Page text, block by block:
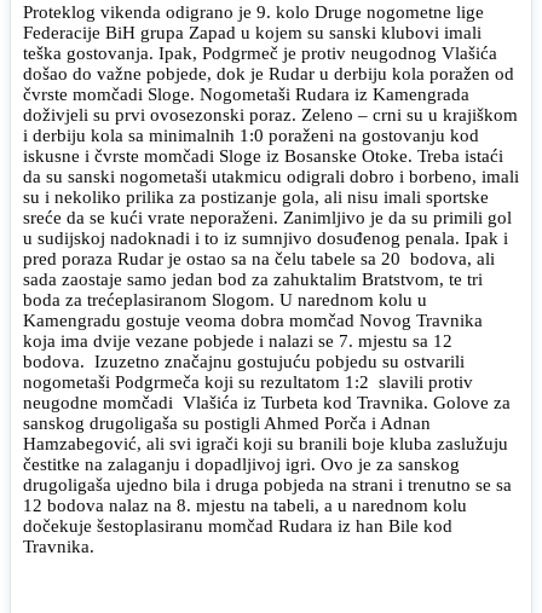
Proteklog vikenda odigrano je 9. kolo Druge nogometne lige
Federacije BiH grupa Zapad u kojem su sanski klubovi imali
teška gostovanja. Ipak, Podgrmeč je protiv neugodnog Vlašića
došao do važne pobjede, dok je Rudar u derbiju kola poražen od
čvrste momčadi Sloge. Nogometaši Rudara iz Kamengrada
doživjeli su prvi ovosezonski poraz. Zeleno – crni su u krajiškom
i derbiju kola sa minimalnih 1:0 poraženi na gostovanju kod
iskusne i čvrste momčadi Sloge iz Bosanske Otoke. Treba istaći
da su sanski nogometaši utakmicu odigrali dobro i borbeno, imali
su i nekoliko prilika za postizanje gola, ali nisu imali sportske
sreće da se kući vrate neporaženi. Zanimljivo je da su primili gol
u sudijskoj nadoknadi i to iz sumnjivo dosuđenog penala. Ipak i
pred poraza Rudar je ostao sa na čelu tabele sa 20 bodova, ali
sada zaostaje samo jedan bod za zahuktalim Bratstvom, te tri
boda za trećeplasiranom Slogom. U narednom kolu u
Kamengradu gostuje veoma dobra momčad Novog Travnika
koja ima dvije vezane pobjede i nalazi se 7. mjestu sa 12
bodova. Izuzetno značajnu gostujuću pobjedu su ostvarili
nogometaši Podgrmeča koji su rezultatom 1:2 slavili protiv
neugodne momčadi Vlašića iz Turbeta kod Travnika. Golove za
sanskog drugoligaša su postigli Ahmed Porča i Adnan
Hamzabegović, ali svi igrači koji su branili boje kluba zaslužuju
čestitke na zalaganju i dopadljivoj igri. Ovo je za sanskog
drugoligaša ujedno bila i druga pobjeda na strani i trenutno se sa
12 bodova nalaz na 8. mjestu na tabeli, a u narednom kolu
dočekuje šestoplasiranu momčad Rudara iz han Bile kod
Travnika.